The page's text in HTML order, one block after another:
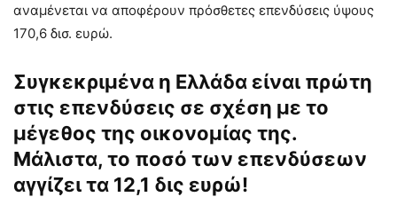
αναμένεται να αποφέρουν πρόσθετες επενδύσεις ύψους
170,6 δισ. ευρώ.
Συγκεκριμένα η Ελλάδα είναι πρώτη
στις επενδύσεις σε σχέση με το
μέγεθος της οικονομίας της.
Μάλιστα, το ποσό των επενδύσεων
αγγίζει τα 12,1 δις ευρώ!